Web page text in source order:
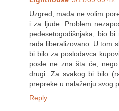
Uzgred, mada ne volim
i za ljude. Problem
pedesetogodišnjaka, bio
rada liberalizovano. U tom
bi bilo za poslodavca
posle ne zna šta će,
drugi. Za svakog bi bilo
prepreke u nalaženju svog
Reply